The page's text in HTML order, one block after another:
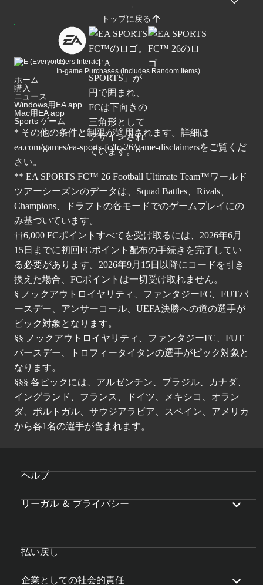
トップに戻る
Users Interact
In-game Purchases (Includes Random Items)
ホーム
購入
ニュース
Windows用EA app
Mac用EA app
Sports ゲーム
* その他の条件と制限が適用されます。詳細は
ea.com/games/ea-sports-fc/fc-26/game-disclaimersをご覧くだ
さい。
** EA SPORTS FC™ 26 Football Ultimate Team™ワールド
ツアーシーズンのデータは、Squad Battles、Rivals、
Champions、ドラフトの各モードでのゲームプレイにの
み基づいています。
††6,000 FCポイントすべてを受け取るには、2026年6月
15日までに初回FCポイント配布の手続きを完了してい
る必要があります。2026年9月15日以降にコードを引き
換えた場合、FCポイントは一切受け取れません。
§ ノックアウトロイヤリティ、ファンタジーFC、FUTバ
ースデー、アンサーコール、UEFA決勝への道の選手が
ピック対象となります。
§§ ノックアウトロイヤリティ、ファンタジーFC、FUT
バースデー、トロフィータイタンの選手がピック対象と
なります。
§§§ 各ピックには、アルゼンチン、ブラジル、カナダ、
イングランド、フランス、ドイツ、メキシコ、オラン
ダ、ポルトガル、サウジアラビア、スペイン、アメリカ
から各1名の選手が含まれます。
ヘルプ
リーガル ＆ プライバシー
払い戻し
企業としての社会的責任